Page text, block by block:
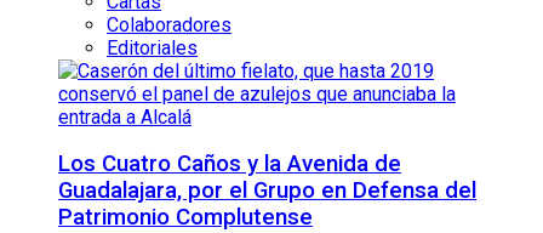
Colaboradores
Editoriales
Los Cuatro Caños y la Avenida de
Guadalajara, por el Grupo en Defensa del
Patrimonio Complutense